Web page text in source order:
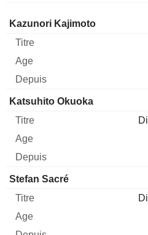
Administrateur Titre
Kazunori Kajimoto
Katsuhito Okuoka
Stefan Sacré